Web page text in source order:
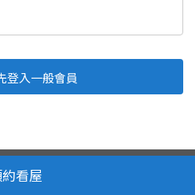
看屋
登入一般會員
必究服務條款